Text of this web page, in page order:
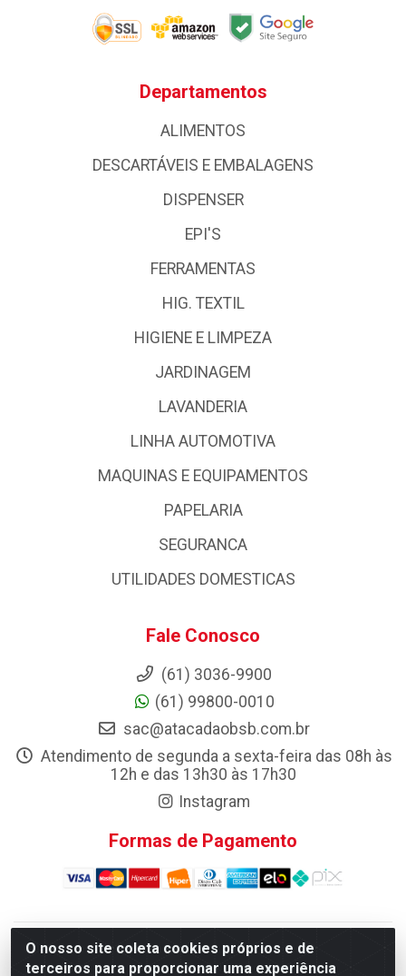
O nosso site coleta cookies próprios e de
terceiros para proporcionar uma experiência
Departamentos
ALIMENTOS
DESCARTÁVEIS E EMBALAGENS
DISPENSER
EPI'S
FERRAMENTAS
HIG. TEXTIL
HIGIENE E LIMPEZA
JARDINAGEM
LAVANDERIA
LINHA AUTOMOTIVA
MAQUINAS E EQUIPAMENTOS
PAPELARIA
SEGURANCA
UTILIDADES DOMESTICAS
Fale Conosco
(61) 3036-9900
(61) 99800-0010
sac@atacadaobsb.com.br
Atendimento de segunda a sexta-feira das 08h às
12h e das 13h30 às 17h30
Instagram
Formas de Pagamento
Atacadao da Limpeza F. Pereira Queiroz Comercio e
Distribuicao LTDA - Quadra Qi 10 Lotes 39 e, 41 - Setor